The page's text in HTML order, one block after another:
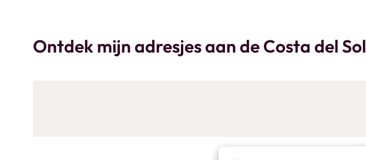
Ontdek mijn adresjes aan de Costa del Sol